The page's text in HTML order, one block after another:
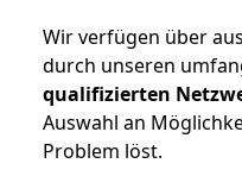
Wir verfügen über
durch unseren
qualifizierten
Auswahl an
Problem löst.